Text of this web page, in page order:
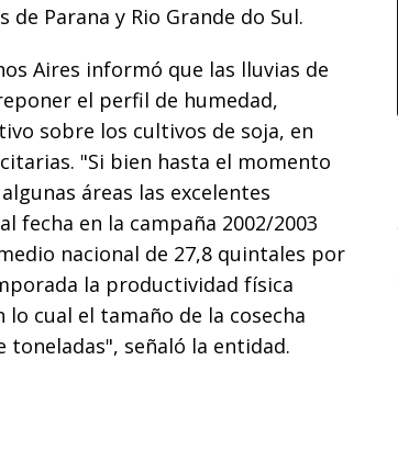
Parana y Rio Grande do Sul.
Aires informó que las lluvias de
el perfil de humedad,
sobre los cultivos de soja, en
"Si bien hasta el momento
áreas las excelentes
fecha en la campaña 2002/2003
nacional de 27,8 quintales por
la productividad física
cual el tamaño de la cosecha
toneladas", señaló la entidad.